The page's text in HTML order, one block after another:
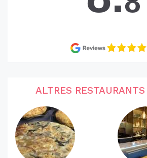
ALTRES RESTAURANTS